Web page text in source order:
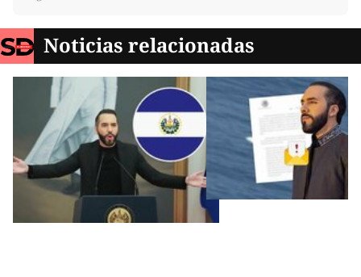
Noticias relacionadas